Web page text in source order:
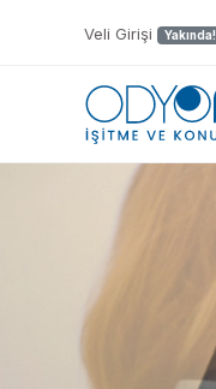
Veli Girişi Yakında!